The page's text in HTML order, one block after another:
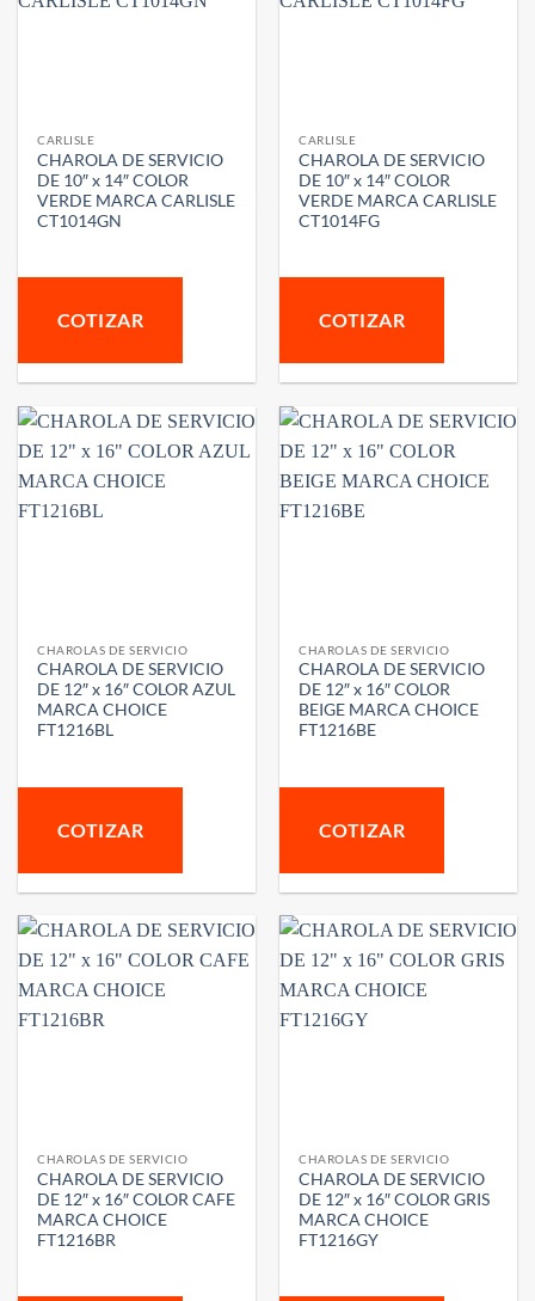
CARLISLE
CHAROLA DE SERVICIO
DE 10″ x 14″ COLOR
VERDE MARCA CARLISLE
CT1014GN
COTIZAR
CARLISLE
CHAROLA DE SERVICIO
DE 10″ x 14″ COLOR
VERDE MARCA CARLISLE
CT1014FG
COTIZAR
CHAROLAS DE SERVICIO
CHAROLA DE SERVICIO
DE 12″ x 16″ COLOR AZUL
MARCA CHOICE
FT1216BL
COTIZAR
CHAROLAS DE SERVICIO
CHAROLA DE SERVICIO
DE 12″ x 16″ COLOR
BEIGE MARCA CHOICE
FT1216BE
COTIZAR
CHAROLAS DE SERVICIO
CHAROLA DE SERVICIO
DE 12″ x 16″ COLOR CAFE
MARCA CHOICE
FT1216BR
CHAROLAS DE SERVICIO
CHAROLA DE SERVICIO
DE 12″ x 16″ COLOR GRIS
MARCA CHOICE
FT1216GY